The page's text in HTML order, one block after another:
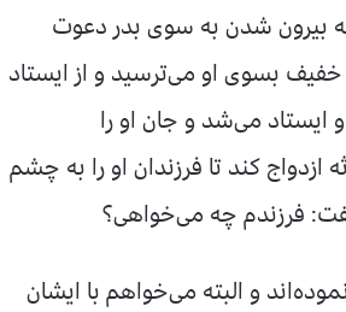
بیرون شدن به سوی بدر دعوت
بسوی او می‌ترسید و از ایستاد
ایستاد می‌شد و جان او را
كند تا فرزندان او را به چشم
فرزندم چه می‌خواهی؟
و البته می‌خواهم با ایشان